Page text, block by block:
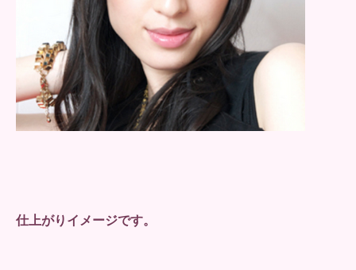
仕上がりイメージです。